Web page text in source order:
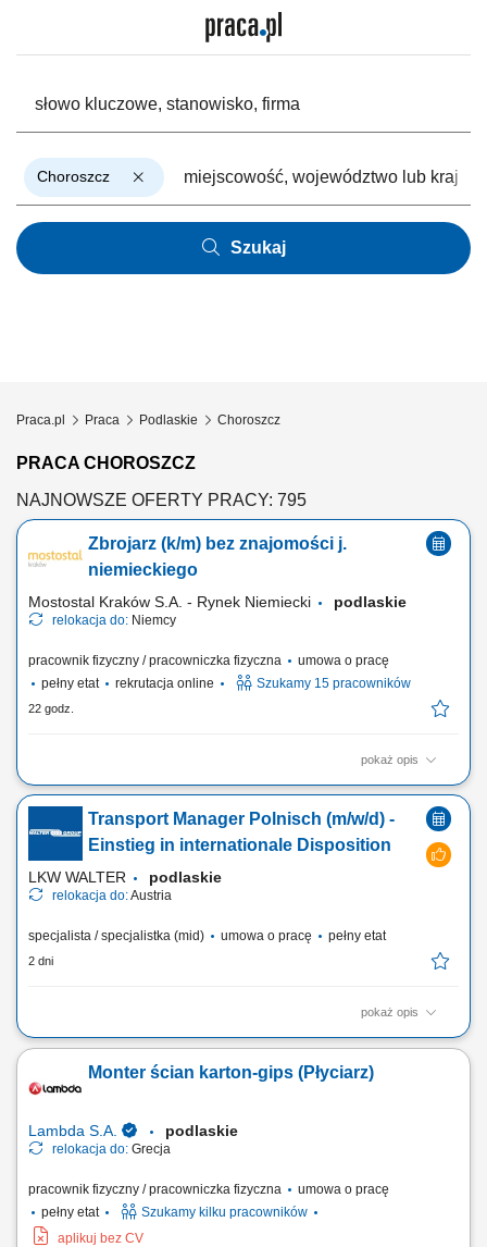
Choroszcz
Szukaj
Praca.pl Praca Podlaskie Choroszcz
PRACA CHOROSZCZ
NAJNOWSZE OFERTY PRACY: 795
Zbrojarz (k/m) bez znajomości j.
niemieckiego
Mostostal Kraków S.A. - Rynek Niemiecki podlaskie
relokacja do: Niemcy
pracownik fizyczny / pracowniczka fizyczna
umowa o pracę
pełny etat
rekrutacja online Szukamy 15 pracowników
22 godz.
pokaż opis
Zakres obowiązków Wiązanie zbrojenia cęgami;
Transport Manager Polnisch (m/w/d) -
Einstieg in internationale Disposition
LKW WALTER podlaskie
relokacja do:Austria
specjalista / specjalistka (mid) umowa o pracę pełny etat
2 dni
pokaż opis
Stellenbeschreibung Deine Aufgaben Transportabwicklung: Nach der
Disposition und begleitest internationale Transporte zuverlässig durch
die operative Abwicklung; Wirtschaftliche Entscheidungen: Du
Monter ścian karton-gips (Płyciarz)
Lambda S.A. podlaskie
relokacja do: Grecja
pracownik fizyczny / pracowniczka fizyczna
umowa o pracę
pełny etat
Szukamy kilku pracowników
aplikuj bez CV